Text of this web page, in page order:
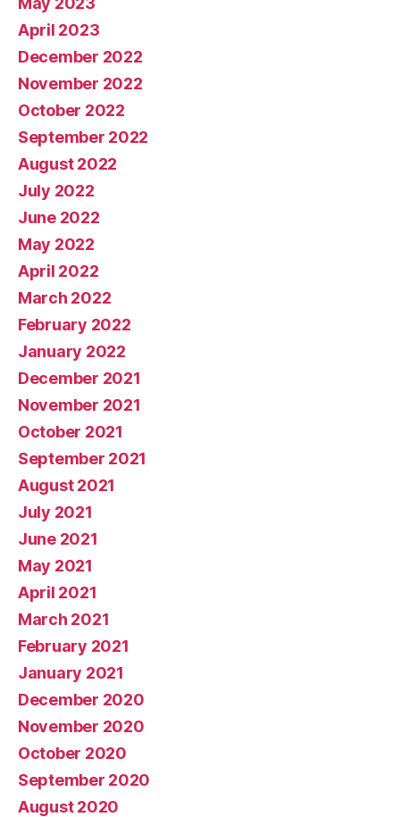
April 2023
December 2022
November 2022
October 2022
September 2022
August 2022
July 2022
June 2022
May 2022
April 2022
March 2022
February 2022
January 2022
December 2021
November 2021
October 2021
September 2021
August 2021
July 2021
June 2021
May 2021
April 2021
March 2021
February 2021
January 2021
December 2020
November 2020
October 2020
September 2020
August 2020